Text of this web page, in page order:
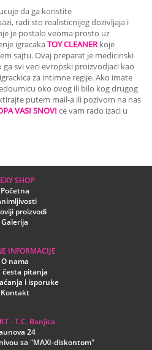
da ga koristite
radi sto realisticnijeg dozivljaja i
je postalo veoma prosto uz
igracakaTOY CLEANERkoje
sajtu. Ovaj preparat je medicinski
svi veci evropski proizvodjaci kao
za intimne regije. Ako imate
oko ovog ili bilo kog drugog
putem mail-a ili pozivom na nas
VASI SNOVI ce vam rado izaci u
SHOP
Početna
proizvodi
Galerija
INFORMACIJE
O nama
česta pitanja
i isporuke
Kontakt
- T.C. Banjica
24
sa "MAXI-diskontom"